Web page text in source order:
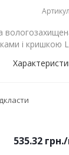
і кришкою
535.32грн.